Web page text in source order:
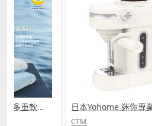
日本 DEAR.MIN 雲感多重軟芯柔托緩壓Peace柔眠枕 (需訂貨)
CTM